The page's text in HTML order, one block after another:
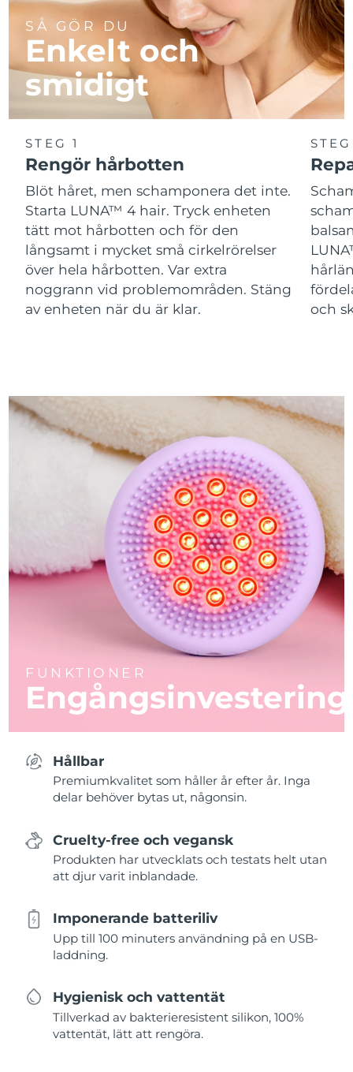
SÅ GÖR DU
Enkelt och
smidigt
STEG 1
Rengör hårbotten
Blöt håret, men schamponera det inte.
Starta LUNA™ 4 hair. Tryck enheten
tätt mot hårbotten och för den
långsamt i mycket små cirkelrörelser
över hela hårbotten. Var extra
noggrann vid problemområden. Stäng
av enheten när du är klar.
och
FUNKTIONER
Engångsinvestering
Hållbar
Premiumkvalitet som håller år efter år. Inga
delar behöver bytas ut, någonsin.
Cruelty-free och vegansk
Produkten har utvecklats och testats helt utan
att djur varit inblandade.
Imponerande batteriliv
Upp till 100 minuters användning på en USB-
laddning.
Hygienisk och vattentät
Tillverkad av bakterieresistent silikon, 100%
vattentät, lätt att rengöra.